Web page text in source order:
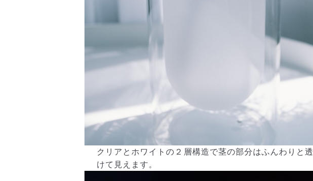
クリアとホワイトの２層構造で茎の部分はふんわりと透
けて見えます。